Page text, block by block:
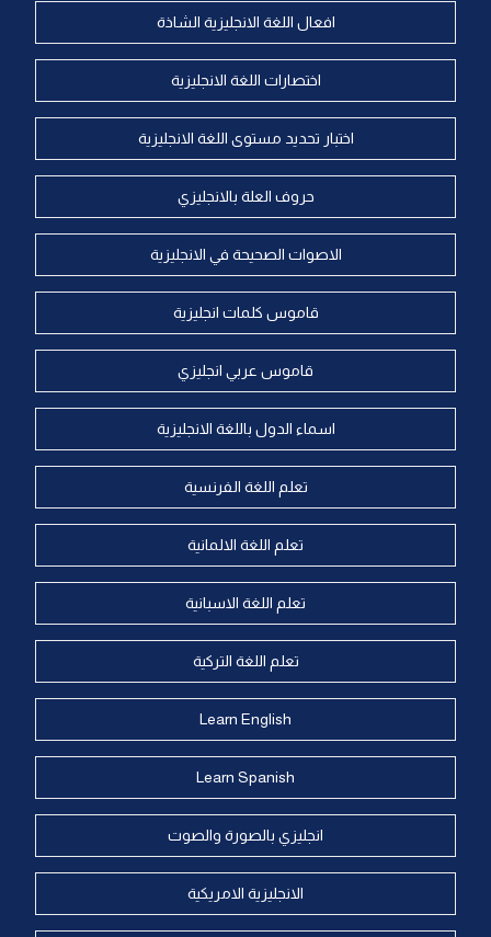
افعال اللغة الانجليزية الشاذة
اختصارات اللغة الانجليزية
اختبار تحديد مستوى اللغة الانجليزية
حروف العلة بالانجليزي
الاصوات الصحيحة في الانجليزية
قاموس كلمات انجليزية
قاموس عربي انجليزي
اسماء الدول باللغة الانجليزية
تعلم اللغة الفرنسية
تعلم اللغة الالمانية
تعلم اللغة الاسبانية
تعلم اللغة التركية
Learn English
Learn Spanish
انجليزي بالصورة والصوت
الانجليزية الامريكية